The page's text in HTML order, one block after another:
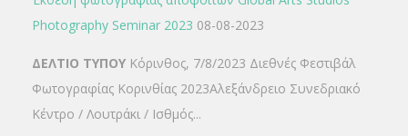
Photography Seminar 2023 08-08-2023
ΔΕΛΤΙΟ ΤΥΠΟΥ Κόρινθος, 7/8/2023 Διεθνές Φεστιβάλ
Φωτογραφίας Κορινθίας 2023Αλεξάνδρειο Συνεδριακό
Κέντρο / Λουτράκι / Ισθμός...